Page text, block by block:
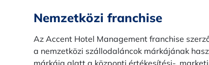
Nemzetközi franchise
Az Accent Hotel Management franchise
a nemzetközi szállodaláncok márkájának
márkája alatt a központi értékesítési-,